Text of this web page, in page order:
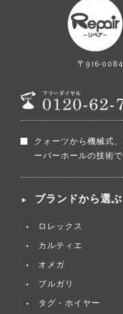
〒916-
クォーツから機械式
ーバーホールの技術
ブランドから選ぶ
ロレックス
カルティエ
オメガ
ブルガリ
タグ・ホイヤー